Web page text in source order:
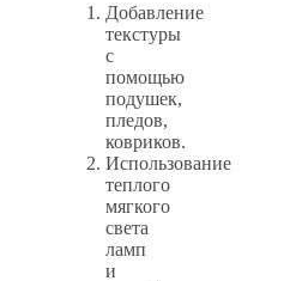
Добавление
текстуры
с
помощью
подушек,
пледов,
ковриков.
Использование
теплого
мягкого
света
ламп
и